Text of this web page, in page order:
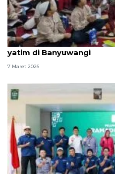
Baznas RI gelar pesantren
yatim di Banyuwangi
7 Maret 2026